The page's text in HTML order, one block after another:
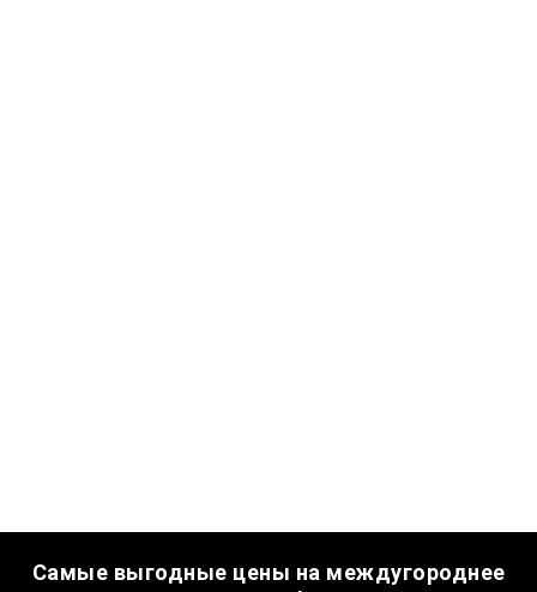
Самые выгодные цены на междугороднее